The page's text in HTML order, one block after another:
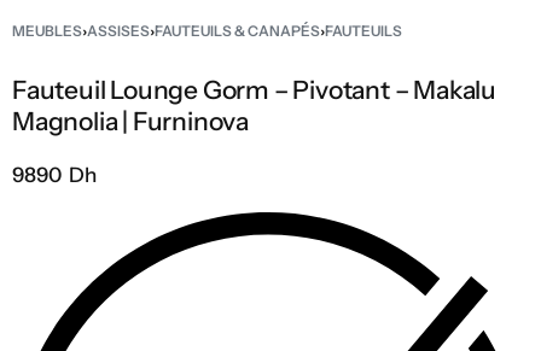
MEUBLES›ASSISES›FAUTEUILS & CANAPÉS›FAUTEUILS
Fauteuil Lounge Gorm – Pivotant – Makalu
Magnolia | Furninova
9890 Dh